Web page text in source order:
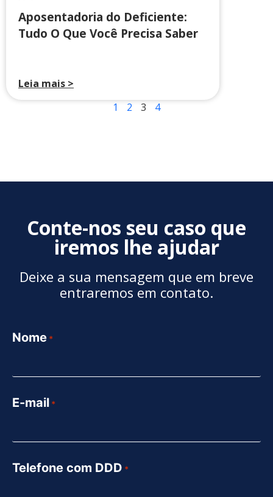
Aposentadoria do Deficiente:
Tudo O Que Você Precisa Saber
Leia mais >
1
2 3 4
Conte-nos seu caso que
iremos lhe ajudar
Deixe a sua mensagem que em breve
entraremos em contato.
Nome *
E-mail *
Telefone com DDD *